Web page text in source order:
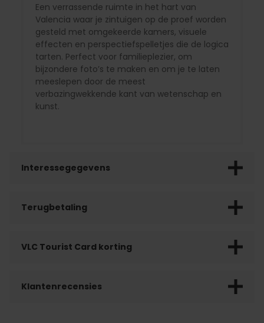
Een verrassende ruimte in het hart van
Valencia waar je zintuigen op de proef worden
gesteld met omgekeerde kamers, visuele
effecten en perspectiefspelletjes die de logica
tarten. Perfect voor familieplezier, om
bijzondere foto’s te maken en om je te laten
meeslepen door de meest
verbazingwekkende kant van wetenschap en
kunst.
Interessegegevens
Terugbetaling
VLC Tourist Card korting
Klantenrecensies